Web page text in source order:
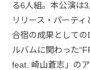
る6人組。本公演は
リリース・パーテ
合宿の成果として
ルバムに関わった
feat. 崎山蒼志」の